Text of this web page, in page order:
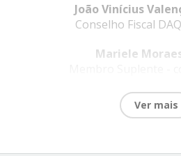
João Vinícius
Conselho Fiscal
Mariele
Ver mais